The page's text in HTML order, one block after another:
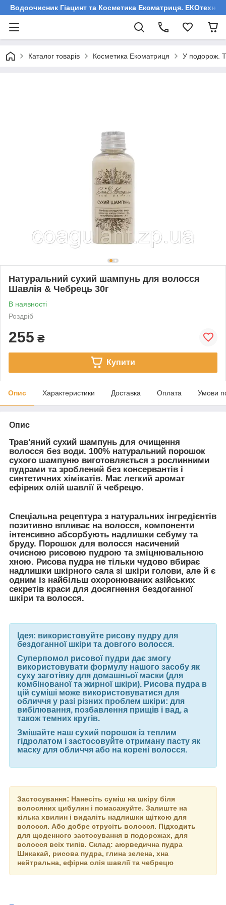
Водоочисник Гіацинт та Косметика Екоматриця.
Каталог товарів Косметика Екоматриця У подорож.
Натуральний сухий шампунь для волосся
Шавлія & Чебрець 30г
В наявності
Роздріб
255 ₴
Купити
Опис Характеристики Доставка Оплата Умови
Опис
Трав'яний сухий шампунь для очищення
волосся без води. 100% натуральний порошок
сухого шампуню виготовляється з рослинними
пудрами та зроблений без консервантів і
синтетичних хімікатів. Має легкий аромат
ефірних олій шавлії й чебрецю.
Спеціальна рецептура з натуральних інгредієнтів
позитивно впливає на волосся, компоненти
інтенсивно абсорбують надлишки себуму та
бруду. Порошок для волосся насичений
очисною рисовою пудрою та зміцнювальною
хною. Рисова пудра не тільки чудово вбирає
надлишки шкірного сала зі шкіри голови, але й є
одним із найбільш охоронюваних азійських
секретів краси для досягнення бездоганної
шкіри та волосся.
Ідея: використовуйте рисову пудру для
бездоганної шкіри та довгого волосся.
Суперпомол рисової пудри дає змогу
використовувати формулу нашого засобу як
суху заготівку для домашньої маски (для
комбінованої та жирної шкіри). Рисова пудра в
цій суміші може використовуватися для
обличчя у разі різних проблем шкіри: для
вибілювання, позбавлення прищів і вад, а
також темних кругів.
Змішайте наш сухий порошок із теплим
гідролатом і застосовуйте отриману пасту як
маску для обличчя або на корені волосся.
Застосування: Нанесіть суміш на шкіру біля
волосяних цибулин і помасажуйте. Залиште на
кілька хвилин і видаліть надлишки щіткою для
волосся. Або добре струсіть волосся. Підходить
для щоденного застосування в подорожах, для
волосся всіх типів. Склад: аюрведична пудра
Шикакай, рисова пудра, глина зелена, хна
нейтральна, ефірна олія шавлії та чебрецю